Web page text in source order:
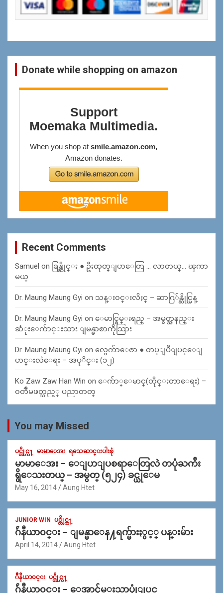
Donate while shopping on amazon
Recent Comments
Samuel on ခြန္ဆိုင္း ● ဦးထုတ္ျပာေတြ … လာတယ္… ၾကာ
မယ္
Dr. Maung Maung Gyi on သန္း၀င္းလိႈင္ – ဆာဂြ်န္ဆိုင္မြန္
Dr. Maung Maung Gyi on ေမာင္စြမ္းရည္ – အမွတ္အနည္း
ဆံုးေက်ာင္းသား ျမန္မာစာကိုသြား
Dr. Maung Maung Gyi on လွေက်ာေဇာ ● တပ္ျပဳျပင္ေျ
ပာင္းလဲေရး – အပုိင္း (၁၂)
Ko Zaw Zaw Han Win on ေက်ာ္ေမာင္(တိုင္းတာေရး) –
၀တၳဳမဖတ္သည့္ ပညာတတ္
You may Missed
ပင္တိုင္က႑ မာမာေအး ရသေဆာင္းပါးစုံ
မာမာေအး – ေျပာျပစရာေတြလဲ တပုံႀကီး
ရွိေသးတယ္ – အမွတ္ (၅၂၄) ခင္ယုေမ
May 16, 2014 Aung Htet
JUNIOR WIN ပင္တိုင္က႑
ဂ်ဴနီယာ၀င္း – ျမန္မာေန႔ရက္မ်ားႏွင့္ ပန္းမ်ား
April 14, 2014 Aung Htet
ဂ်ဳနီယာ၀င္း ပင္တိုင္က႑
ဂ်ဴနီယာ၀င္း – ေအာင္ခ်မ္းသာပုုံျပင္